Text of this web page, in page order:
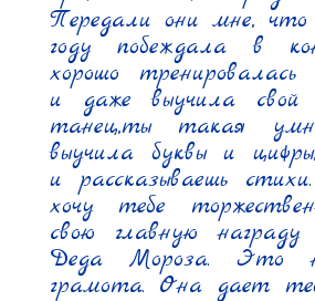
Передали они мне,
году побеждала в
хорошо
и даже выучила свой
танец,ты такая
выучила буквы и
и рассказываешь
хочу тебе
свою главную
Деда Мороза. Это
грамота. Она дает